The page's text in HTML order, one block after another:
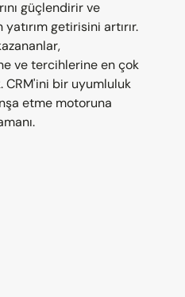
güçlendirir ve
getirisini artırır.
ve tercihlerine en çok
CRM'ini bir uyumluluk
etme motoruna